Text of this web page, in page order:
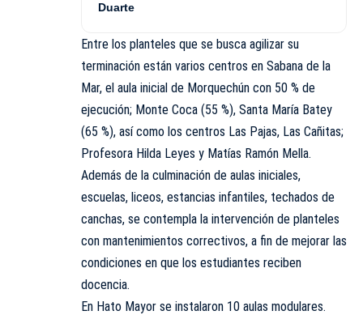
Duarte
Entre los planteles que se busca agilizar su
terminación están varios centros en Sabana de la
Mar, el aula inicial de Morquechún con 50 % de
ejecución; Monte Coca (55 %), Santa María Batey
(65 %), así como los centros Las Pajas, Las Cañitas;
Profesora Hilda Leyes y Matías Ramón Mella.
Además de la culminación de aulas iniciales,
escuelas, liceos, estancias infantiles, techados de
canchas, se contempla la intervención de planteles
con mantenimientos correctivos, a fin de mejorar las
condiciones en que los estudiantes reciben
docencia.
En Hato Mayor se instalaron 10 aulas modulares.